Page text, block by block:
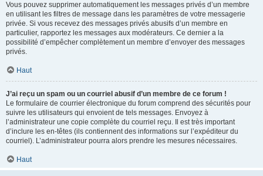
Vous pouvez supprimer automatiquement les messages privés d’un membre
en utilisant les filtres de message dans les paramètres de votre messagerie
privée. Si vous recevez des messages privés abusifs d’un membre en
particulier, rapportez les messages aux modérateurs. Ce dernier a la
possibilité d’empêcher complètement un membre d’envoyer des messages
privés.
Haut
J’ai reçu un spam ou un courriel abusif d’un membre de ce forum !
Le formulaire de courrier électronique du forum comprend des sécurités pour
suivre les utilisateurs qui envoient de tels messages. Envoyez à
l’administrateur une copie complète du courriel reçu. Il est très important
d’inclure les en-têtes (ils contiennent des informations sur l’expéditeur du
courriel). L’administrateur pourra alors prendre les mesures nécessaires.
Haut